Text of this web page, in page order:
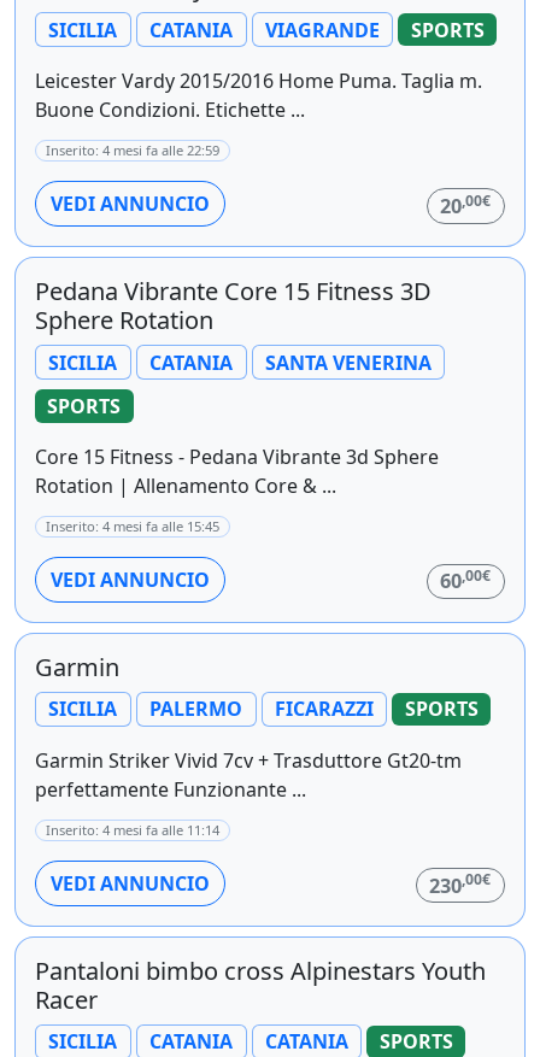
SICILIA CATANIA VIAGRANDE
SPORTS
Leicester Vardy 2015/2016 Home Puma. Taglia m.
Buone Condizioni. Etichette ...
Inserito: 4 mesi fa alle 22:59
VEDI ANNUNCIO 20,00€
Pedana Vibrante Core 15 Fitness 3D
Sphere Rotation
SICILIA CATANIA
SANTA VENERINA
SPORTS
Core 15 Fitness - Pedana Vibrante 3d Sphere
Rotation | Allenamento Core & ...
Inserito: 4 mesi fa alle 15:45
VEDI ANNUNCIO 60,00€
Garmin
SICILIA PALERMO FICARAZZI
SPORTS
Garmin Striker Vivid 7cv + Trasduttore Gt20-tm
perfettamente Funzionante ...
Inserito: 4 mesi fa alle 11:14
VEDI ANNUNCIO 230,00€
Pantaloni bimbo cross Alpinestars Youth
Racer
SICILIA CATANIA CATANIA
SPORTS